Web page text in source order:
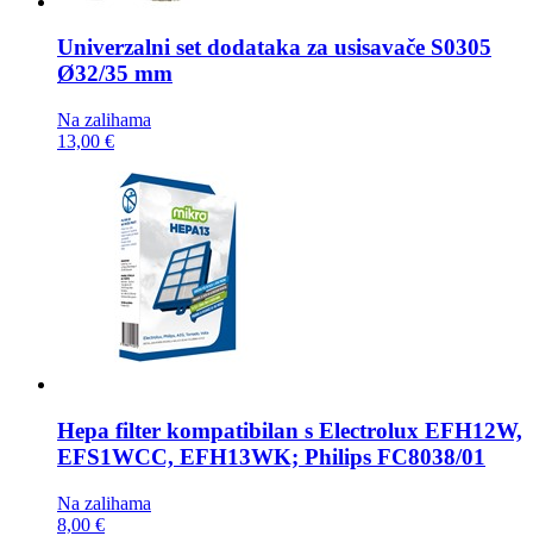
Univerzalni set dodataka za usisavače S0305
Ø32/35 mm
Na zalihama
13,00 €
Hepa filter kompatibilan s Electrolux EFH12W,
EFS1WCC, EFH13WK; Philips FC8038/01
Na zalihama
8,00 €